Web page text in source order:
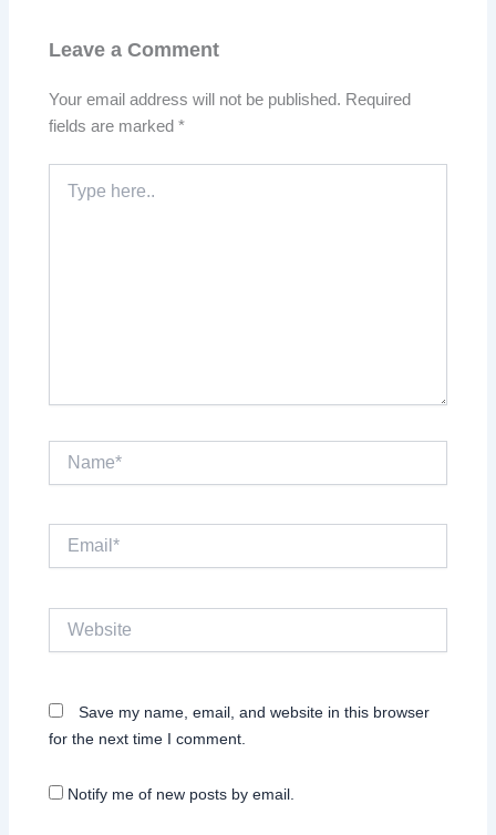
Leave a Comment
Your email address will not be published. Required
fields are marked*
here..
Email*
Save my name, email, and website in this browser
for the next time I comment.
Notify me of new posts by email.